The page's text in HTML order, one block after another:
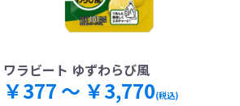
ワラビート ゆずわらび風
￥377 ～ ￥3,770(税込)